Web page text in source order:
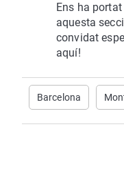
Ens ha
aquesta
convidat
aquí!
Barcelona